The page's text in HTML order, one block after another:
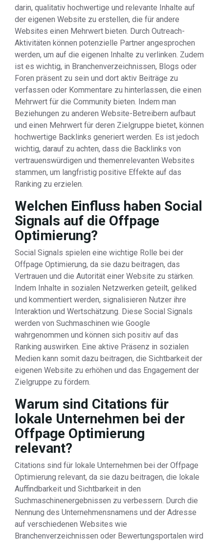
darin, qualitativ hochwertige und relevante Inhalte auf
der eigenen Website zu erstellen, die für andere
Websites einen Mehrwert bieten. Durch Outreach-
Aktivitäten können potenzielle Partner angesprochen
werden, um auf die eigenen Inhalte zu verlinken. Zudem
ist es wichtig, in Branchenverzeichnissen, Blogs oder
Foren präsent zu sein und dort aktiv Beiträge zu
verfassen oder Kommentare zu hinterlassen, die einen
Mehrwert für die Community bieten. Indem man
Beziehungen zu anderen Website-Betreibern aufbaut
und einen Mehrwert für deren Zielgruppe bietet, können
hochwertige Backlinks generiert werden. Es ist jedoch
wichtig, darauf zu achten, dass die Backlinks von
vertrauenswürdigen und themenrelevanten Websites
stammen, um langfristig positive Effekte auf das
Ranking zu erzielen.
Welchen Einfluss haben Social
Signals auf die Offpage
Optimierung?
Social Signals spielen eine wichtige Rolle bei der
Offpage Optimierung, da sie dazu beitragen, das
Vertrauen und die Autorität einer Website zu stärken.
Indem Inhalte in sozialen Netzwerken geteilt, geliked
und kommentiert werden, signalisieren Nutzer ihre
Interaktion und Wertschätzung. Diese Social Signals
werden von Suchmaschinen wie Google
wahrgenommen und können sich positiv auf das
Ranking auswirken. Eine aktive Präsenz in sozialen
Medien kann somit dazu beitragen, die Sichtbarkeit der
eigenen Website zu erhöhen und das Engagement der
Zielgruppe zu fördern.
Warum sind Citations für
lokale Unternehmen bei der
Offpage Optimierung
relevant?
Citations sind für lokale Unternehmen bei der Offpage
Optimierung relevant, da sie dazu beitragen, die lokale
Auffindbarkeit und Sichtbarkeit in den
Suchmaschinenergebnissen zu verbessern. Durch die
Nennung des Unternehmensnamens und der Adresse
auf verschiedenen Websites wie
Branchenverzeichnissen oder Bewertungsportalen wird